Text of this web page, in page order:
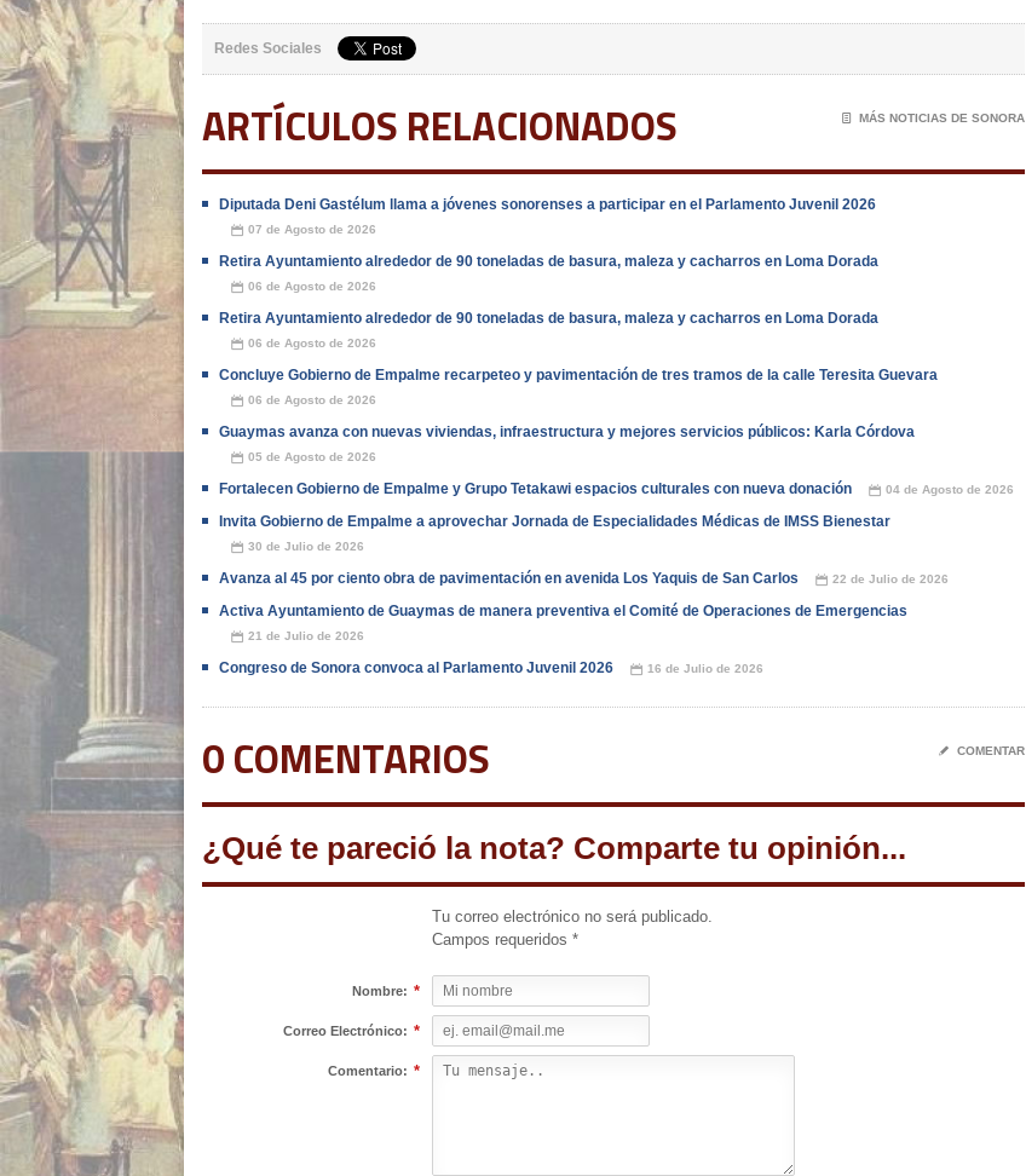
Redes Sociales
ARTÍCULOS RELACIONADOS 📄 MÁS NOTICIAS DE SONORA
Diputada Deni Gastélum llama a jóvenes sonorenses a participar en el Parlamento Juvenil 2026
📅 07 de Agosto de 2026
Retira Ayuntamiento alrededor de 90 toneladas de basura, maleza y cacharros en Loma Dorada
📅 06 de Agosto de 2026
Retira Ayuntamiento alrededor de 90 toneladas de basura, maleza y cacharros en Loma Dorada
📅 06 de Agosto de 2026
Concluye Gobierno de Empalme recarpeteo y pavimentación de tres tramos de la calle Teresita Guevara
📅 06 de Agosto de 2026
Guaymas avanza con nuevas viviendas, infraestructura y mejores servicios públicos: Karla Córdova
📅 05 de Agosto de 2026
Fortalecen Gobierno de Empalme y Grupo Tetakawi espacios culturales con nueva donación 📅 04 de Agosto de 2026
Invita Gobierno de Empalme a aprovechar Jornada de Especialidades Médicas de IMSS Bienestar
📅 30 de Julio de 2026
Avanza al 45 por ciento obra de pavimentación en avenida Los Yaquis de San Carlos 📅 22 de Julio de 2026
Activa Ayuntamiento de Guaymas de manera preventiva el Comité de Operaciones de Emergencias
📅 21 de Julio de 2026
Congreso de Sonora convoca al Parlamento Juvenil 2026 📅 16 de Julio de 2026
0 COMENTARIOS ✎ COMENTAR
¿Qué te pareció la nota? Comparte tu opinión...
Tu correo electrónico no será publicado.
Campos requeridos *
Nombre: *
Correo Electrónico: *
Comentario: *